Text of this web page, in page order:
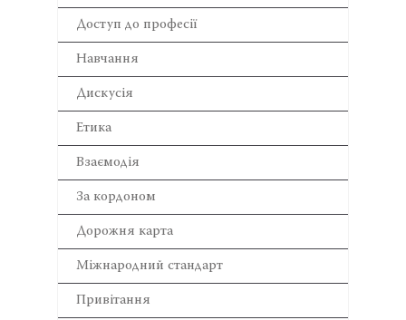
Доступ до професії
Навчання
Дискусія
Етика
Взаємодія
За кордоном
Дорожня карта
Міжнародний стандарт
Привітання